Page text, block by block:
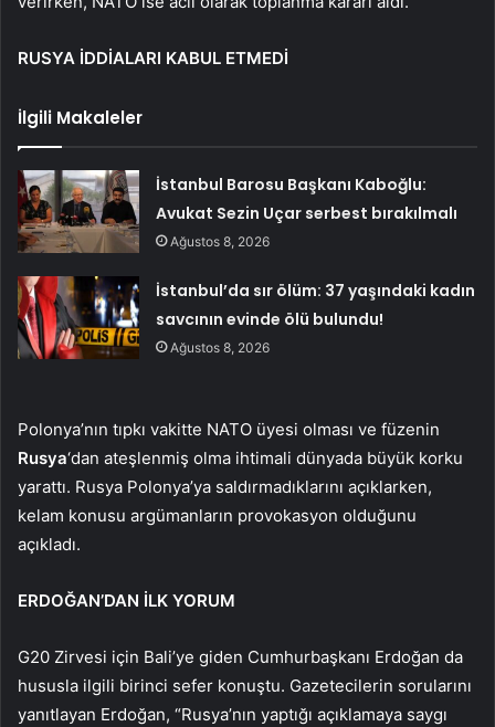
RUSYA İDDİALARI KABUL ETMEDİ
İlgili Makaleler
İstanbul Barosu Başkanı Kaboğlu:
Avukat Sezin Uçar serbest bırakılmalı
Ağustos 8, 2026
İstanbul’da sır ölüm: 37 yaşındaki kadın
savcının evinde ölü bulundu!
Ağustos 8, 2026
Polonya’nın tıpkı vakitte NATO üyesi olması ve füzenin
Rusya‘dan ateşlenmiş olma ihtimali dünyada büyük korku
yarattı. Rusya Polonya’ya saldırmadıklarını açıklarken,
kelam konusu argümanların provokasyon olduğunu
açıkladı.
ERDOĞAN’DAN İLK YORUM
G20 Zirvesi için Bali’ye giden Cumhurbaşkanı Erdoğan da
hususla ilgili birinci sefer konuştu. Gazetecilerin sorularını
yanıtlayan Erdoğan, “Rusya’nın yaptığı açıklamaya saygı